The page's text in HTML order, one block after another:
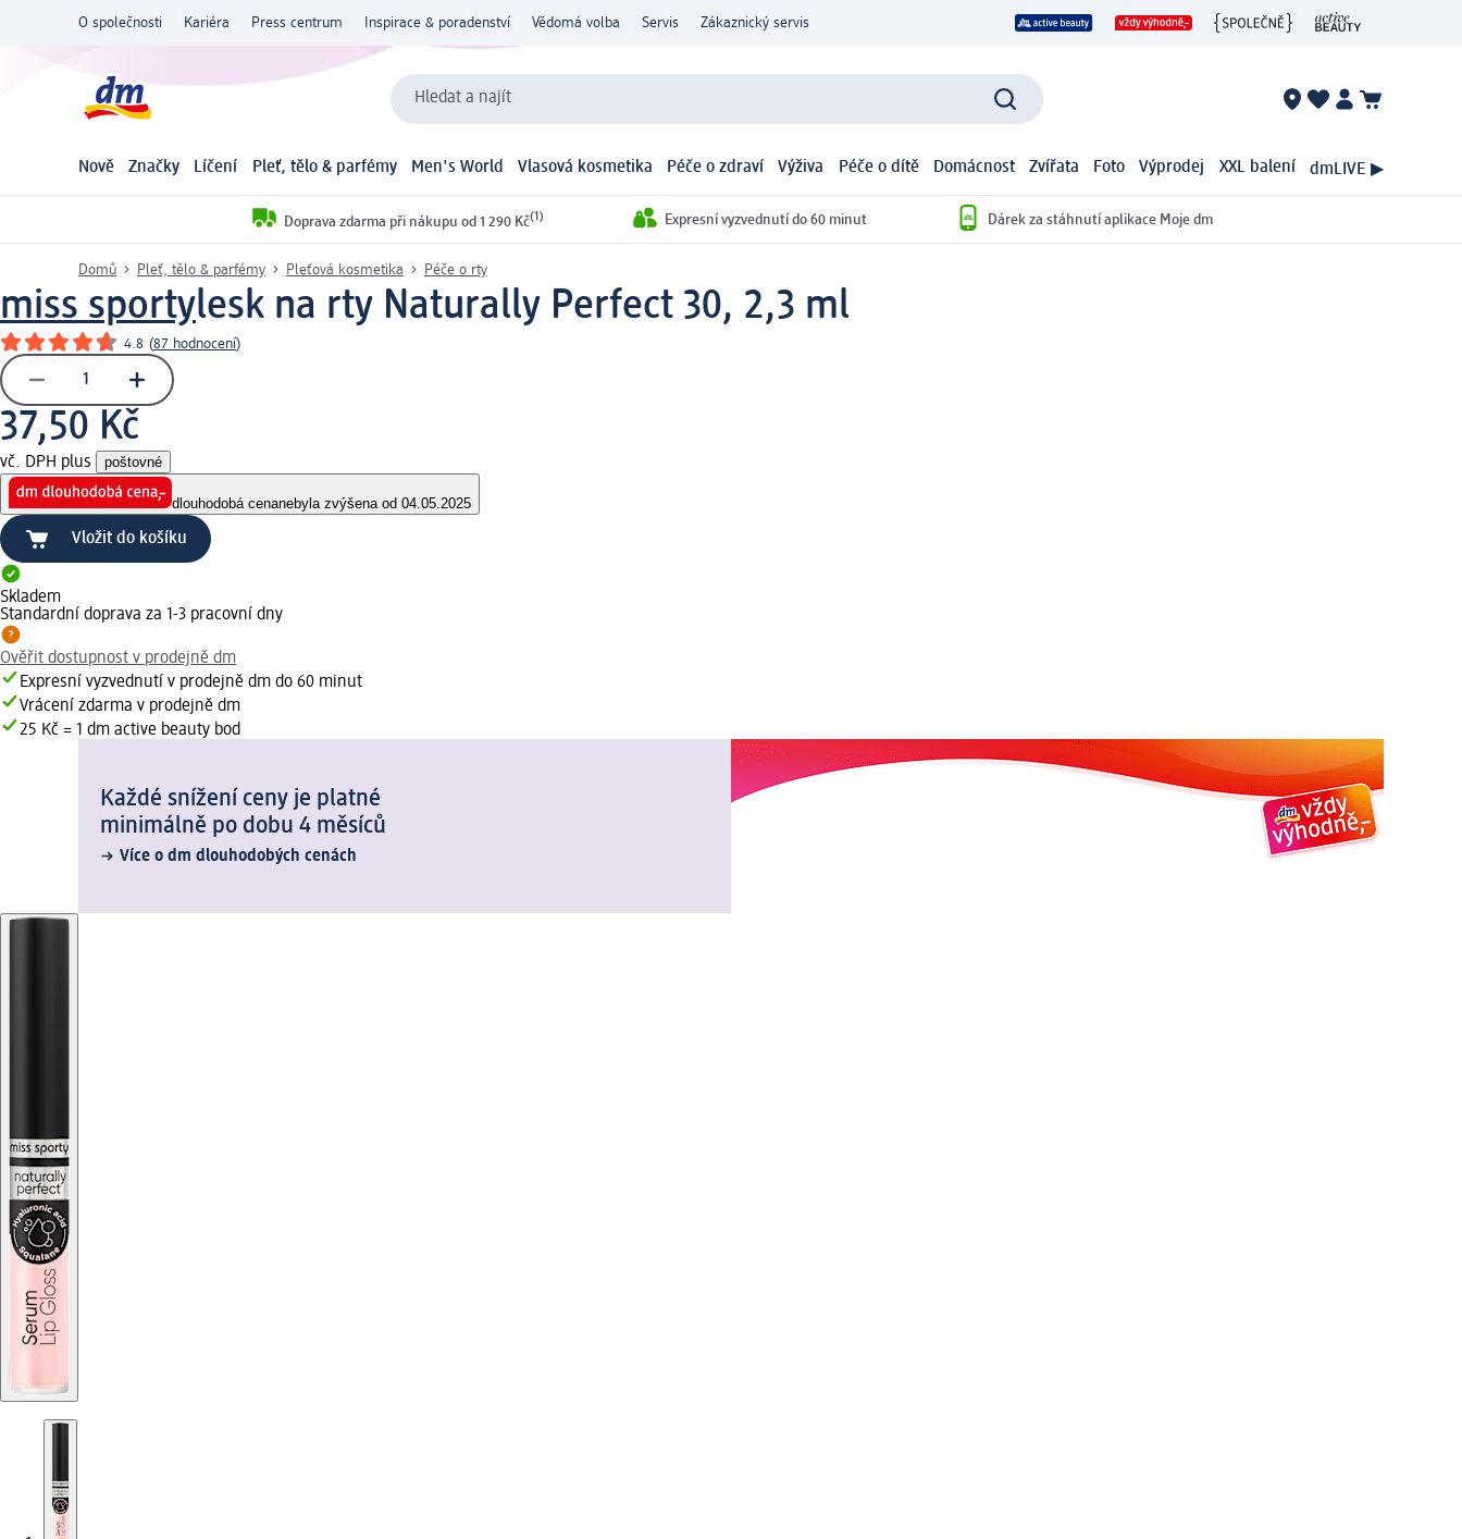
O společnosti Kariéra Press centrum Inspirace & poradenství Vědomá volba Servis Zákaznický servis
Hledat a najít
Nově Značky Líčení Pleť, tělo & parfémy Men's World Vlasová kosmetika Péče o zdraví Výživa Péče o dítě Domácnost Zvířata Foto Výprodej XXL balení dmLIVE ▶
Doprava zdarma při nákupu od 1 290 Kč(1) Expresní vyzvednutí do 60 minut Dárek za stáhnutí aplikace Moje dm
Domů Pleť, tělo & parfémy Pleťová kosmetika Péče o rty
miss sportylesk na rty Naturally Perfect 30, 2,3 ml
4.8 (87 hodnocení)
37,50 Kč
vč. DPH plus poštovné
dlouhodobá cenanebyla zvýšena od 04.05.2025
Vložit do košíku
Skladem
Standardní doprava za 1-3 pracovní dny
Ověřit dostupnost v prodejně dm
Expresní vyzvednutí v prodejně dm do 60 minut
Vrácení zdarma v prodejně dm
25 Kč = 1 dm active beauty bod
Každé snížení ceny je platné
minimálně po dobu 4 měsíců
Více o dm dlouhodobých cenách